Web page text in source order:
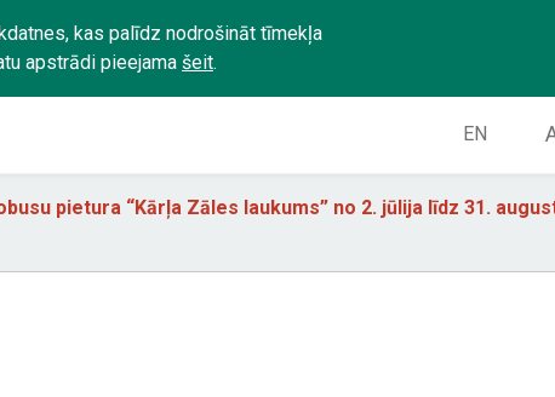
kas palīdz nodrošināt tīmekļa
apstrādi pieejama šeit.
EN
pietura “Kārļa Zāles laukums” no 2. jūlija līdz 31.